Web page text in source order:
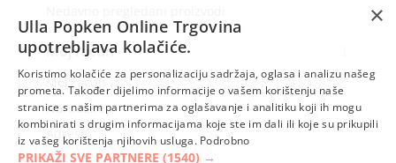
Moj račun
Moj račun
Narudžbe
Adrese
×
Ulla Popken Online Trgovina
upotrebljava kolačiće.
Koristimo kolačiće za personalizaciju sadržaja, oglasa i analizu našeg
prometa. Također dijelimo informacije o vašem korištenju naše
stranice s našim partnerima za oglašavanje i analitiku koji ih mogu
kombinirati s drugim informacijama koje ste im dali ili koje su prikupili
iz vašeg korištenja njihovih usluga. Podrobno
PRIKAŽI SVE PARTNERE (1540) →